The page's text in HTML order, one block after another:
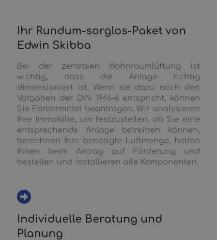
Ihr Rundum-sorglos-Paket von
Edwin Skibba
Bei der zentralen Wohnraumlüftung ist
wichtig, dass die Anlage richtig
dimensioniert ist. Wenn sie dazu noch den
Vorgaben der DIN 1946-6 entspricht, können
Sie Fördermittel beantragen. Wir analysieren
Ihre Immobilie, um festzustellen, ob Sie eine
entsprechende Anlage betreiben können,
berechnen Ihre benötigte Luftmenge, helfen
Ihnen beim Antrag auf Förderung und
bestellen und installieren alle Komponenten.
Individuelle Beratung und
Planung